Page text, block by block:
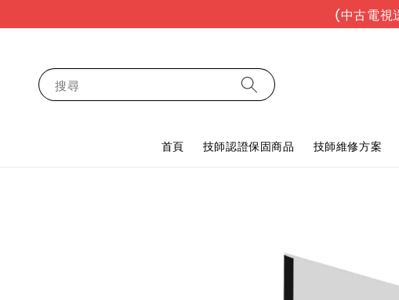
(中古電視
搜尋
首頁 技師認證保固商品 技師維修方案